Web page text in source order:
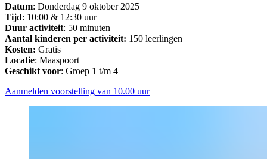
Datum: Donderdag 9 oktober 2025
Tijd: 10:00 & 12:30 uur
Duur activiteit: 50 minuten
Aantal kinderen per activiteit: 150 leerlingen
Kosten: Gratis
Locatie: Maaspoort
Geschikt voor: Groep 1 t/m 4
Aanmelden voorstelling van 10.00 uur